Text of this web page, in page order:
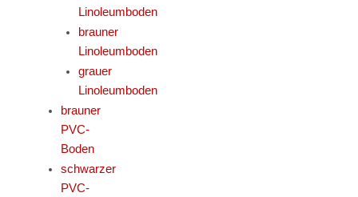
Linoleumboden
brauner
Linoleumboden
grauer
Linoleumboden
brauner
PVC-
Boden
schwarzer
PVC-